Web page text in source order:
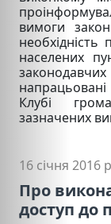
вимоги
населених
Клубі
зазначених
16 січня 2016
Про
доступ до